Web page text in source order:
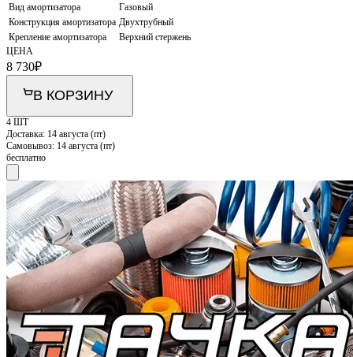
Вид амортизатора
Газовый
Конструкция амортизатора Двухтрубный
Крепление амортизатора
Верхний стержень
ЦЕНА
8 730₽
В КОРЗИНУ
4 ШТ
Доставка: 14 августа (пт)
Самовывоз: 14 августа (пт)
бесплатно